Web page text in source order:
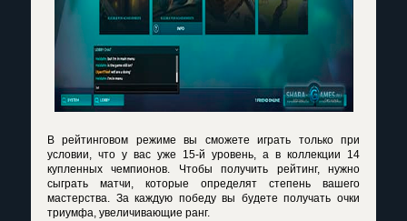
В рейтинговом режиме вы сможете играть только при
условии, что у вас уже 15-й уровень, а в коллекции 14
купленных чемпионов. Чтобы получить рейтинг, нужно
сыграть матчи, которые определят степень вашего
мастерства. За каждую победу вы будете получать очки
триумфа, увеличивающие ранг.